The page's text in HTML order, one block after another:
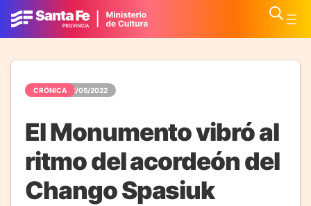
CRÓNICA 02/05/2022
El Monumento vibró al
ritmo del acordeón del
Chango Spasiuk